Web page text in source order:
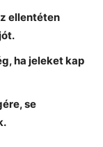
ellentéten
ha jeleket kap
se